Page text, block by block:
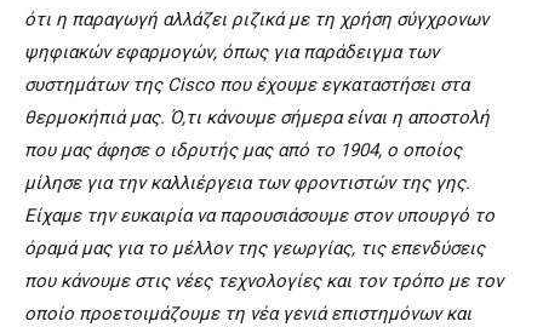
ότι η παραγωγή αλλάζει ριζικά με τη χρήση σύγχρονων
ψηφιακών εφαρμογών, όπως για παράδειγμα των
συστημάτων της Cisco που έχουμε εγκαταστήσει στα
θερμοκήπιά μας. Ό,τι κάνουμε σήμερα είναι η αποστολή
που μας άφησε ο ιδρυτής μας από το 1904, ο οποίος
μίλησε για την καλλιέργεια των φροντιστών της γης.
Είχαμε την ευκαιρία να παρουσιάσουμε στον υπουργό το
όραμά μας για το μέλλον της γεωργίας, τις επενδύσεις
που κάνουμε στις νέες τεχνολογίες και τον τρόπο με τον
οποίο προετοιμάζουμε τη νέα γενιά επιστημόνων και